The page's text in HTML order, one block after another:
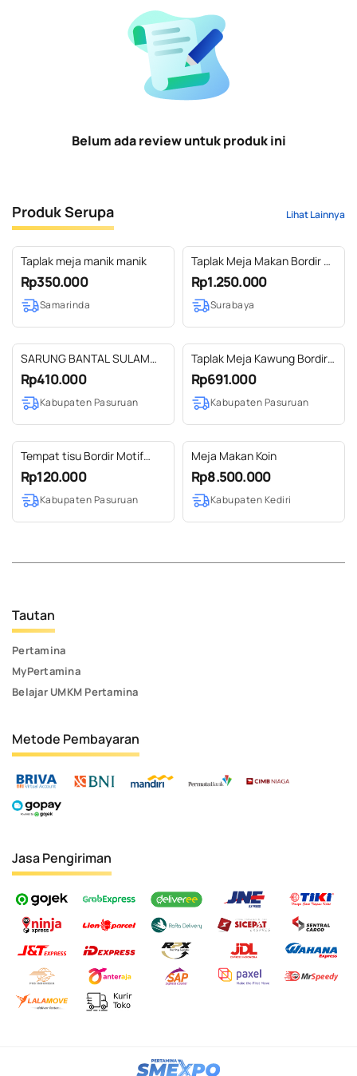
Belum ada review untuk produk ini
Produk Serupa Lihat Lainnya
Taplak meja manik manik
Rp350.000
Samarinda
Taplak Meja Makan Bordir 8
Kursi
Rp1.250.000
Surabaya
SARUNG BANTAL SULAM
BUNGA MODIFIKASI RAJUT
45 X 45 CM
Rp410.000
Kabupaten Pasuruan
Taplak Meja Kawung Bordir
2,5 M
Rp691.000
Kabupaten Pasuruan
Tempat tisu Bordir Motif
Kawung
Rp120.000
Kabupaten Pasuruan
Meja Makan Koin
Rp8.500.000
Kabupaten Kediri
Tautan
Pertamina
MyPertamina
Belajar UMKM Pertamina
Metode Pembayaran
Jasa Pengiriman